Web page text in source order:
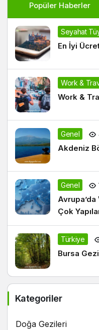
Popüler Haberler
Seyahat
En İyi
Work &
Work &
Genel
Akdeniz
Genel
Çok
Türkiye
Bursa
Kategoriler
Doğa Gezileri